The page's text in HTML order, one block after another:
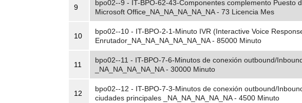
9
bpo02--9 - IT-BPO-62-43-Componentes complemento Puesto
Microsoft Office_NA_NA_NA_NA_NA - 73 Licencia Mes
10
bpo02--10 - IT-BPO-2-1-Minuto IVR (Interactive Voice
Enrutador_NA_NA_NA_NA_NA_NA - 85000 Minuto
11
bpo02--11 - IT-BPO-7-6-Minutos de conexión outbound/
_NA_NA_NA_NA_NA - 30000 Minuto
12
bpo02--12 - IT-BPO-7-3-Minutos de conexión outbound/
ciudades principales _NA_NA_NA_NA_NA - 4500 Minuto